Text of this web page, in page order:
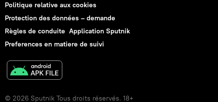
Politique relative aux cookies
Protection des données – demande
Règles de conduite Application Sputnik
Preferences en matiere de suivi
© 2026 Sputnik Tous droits réservés. 18+